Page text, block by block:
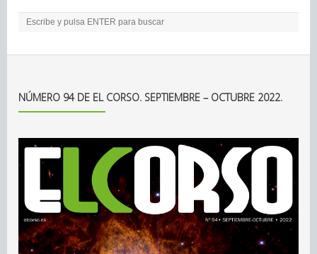
NÚMERO 94 DE EL CORSO. SEPTIEMBRE – OCTUBRE 2022.